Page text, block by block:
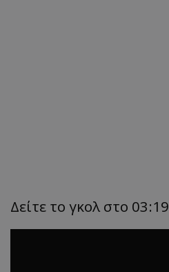
Δείτε το γκολ στο 03:19